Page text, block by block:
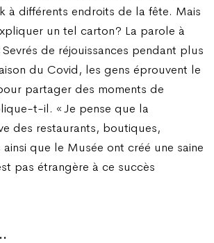
à différents endroits de la fête. Mais
un tel carton ? La parole à
Sevrés de réjouissances pendant plus
du Covid, les gens éprouvent le
partager des moments de
t-il. « Je pense que la
des restaurants, boutiques,
que le Musée ont créé une saine
pas étrangère à ce succès